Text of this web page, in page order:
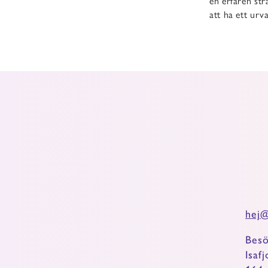
att ha ett